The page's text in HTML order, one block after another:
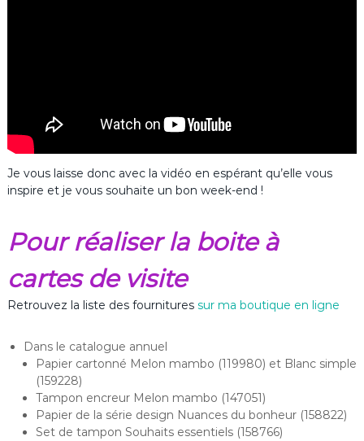
Je vous laisse donc avec la vidéo en espérant qu’elle vous
inspire et je vous souhaite un bon week-end !
Pour réaliser la boite à
cartes de visite
Retrouvez la liste des fournituressur ma boutique en ligne
Dans le catalogue annuel
Papier cartonné Melon mambo (119980) et Blanc simple
(159228)
Tampon encreur Melon mambo (147051)
Papier de la série design Nuances du bonheur (158822)
Set de tampon Souhaits essentiels (158766)